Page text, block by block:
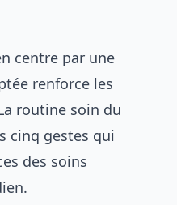
centre par une
renforce les
routine soin du
cinq gestes qui
des soins